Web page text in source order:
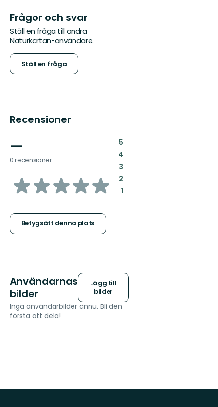
Frågor och svar
Ställ en fråga till andra
Naturkartan-användare.
Ställ en fråga
Recensioner
—
0 recensioner
av
stjärnor
Betygsätt denna plats
5:
4:
3:
2:
1:
Användarnas
bilder
Lägg till
bilder
Inga användarbilder ännu. Bli den
första att dela!